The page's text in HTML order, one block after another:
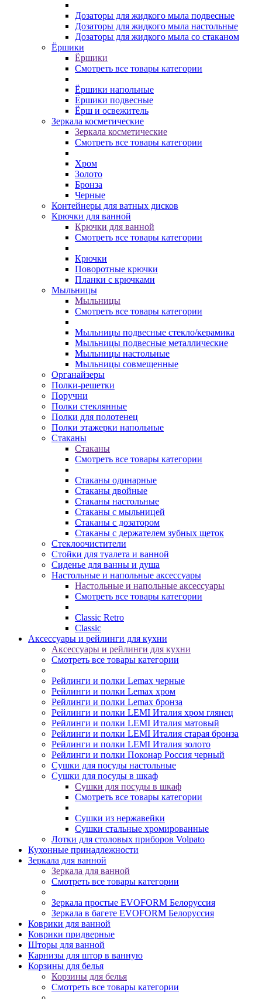
Дозаторы для жидкого мыла подвесные
Дозаторы для жидкого мыла настольные
Дозаторы для жидкого мыла со стаканом
Ёршики
Ёршики
Смотреть все товары категории
Ёршики напольные
Ёршики подвесные
Ёрш и освежитель
Зеркала косметические
Зеркала косметические
Смотреть все товары категории
Хром
Золото
Бронза
Черные
Контейнеры для ватных дисков
Крючки для ванной
Крючки для ванной
Смотреть все товары категории
Крючки
Поворотные крючки
Планки с крючками
Мыльницы
Мыльницы
Смотреть все товары категории
Мыльницы подвесные стекло/керамика
Мыльницы подвесные металлические
Мыльницы настольные
Мыльницы совмещенные
Органайзеры
Полки-решетки
Поручни
Полки стеклянные
Полки для полотенец
Полки этажерки напольные
Стаканы
Стаканы
Смотреть все товары категории
Стаканы одинарные
Стаканы двойные
Стаканы настольные
Стаканы с мыльницей
Стаканы с дозатором
Стаканы с держателем зубных щеток
Стеклоочистители
Стойки для туалета и ванной
Сиденье для ванны и душа
Настольные и напольные аксессуары
Настольные и напольные аксессуары
Смотреть все товары категории
Classic Retro
Classic
Аксессуары и рейлинги для кухни
Аксессуары и рейлинги для кухни
Смотреть все товары категории
Рейлинги и полки Lemax черные
Рейлинги и полки Lemax хром
Рейлинги и полки Lemax бронза
Рейлинги и полки LEMI Италия хром глянец
Рейлинги и полки LEMI Италия матовый
Рейлинги и полки LEMI Италия старая бронза
Рейлинги и полки LEMI Италия золото
Рейлинги и полки Поконар Россия черный
Сушки для посуды настольные
Сушки для посуды в шкаф
Сушки для посуды в шкаф
Смотреть все товары категории
Сушки из нержавейки
Сушки стальные хромированные
Лотки для столовых приборов Volpato
Кухонные принадлежности
Зеркала для ванной
Зеркала для ванной
Смотреть все товары категории
Зеркала простые EVOFORM Белоруссия
Зеркала в багете EVOFORM Белоруссия
Коврики для ванной
Коврики придверные
Шторы для ванной
Карнизы для штор в ванную
Корзины для белья
Корзины для белья
Смотреть все товары категории